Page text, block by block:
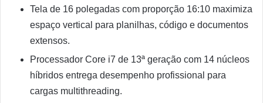
Tela de 16 polegadas com proporção 16:10 maximiza
espaço vertical para planilhas, código e documentos
extensos.
Processador Core i7 de 13ª geração com 14 núcleos
híbridos entrega desempenho profissional para
cargas multithreading.